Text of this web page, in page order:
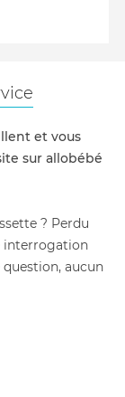
et vous
sur allobébé
? Perdu
interrogation
aucun